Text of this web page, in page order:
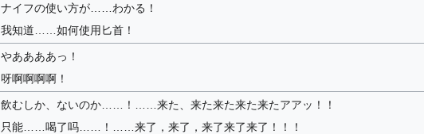
ナイフの使い方が……わかる！
我知道……如何使用匕首！
やああああっ！
呀啊啊啊啊！
飲むしか、ないのか……！……来た、来た来た来た来たアアッ！！
只能……喝了吗……！……来了，来了，来了来了来了！！！